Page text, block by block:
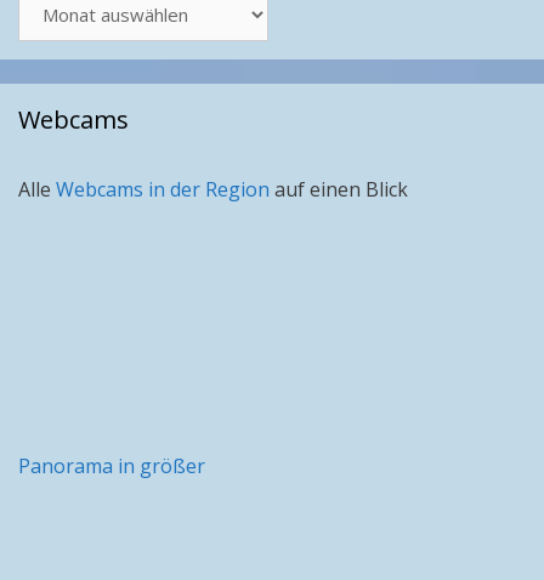
nach
Monat
Webcams
Alle Webcams in der Region auf einen Blick
Panorama in größer